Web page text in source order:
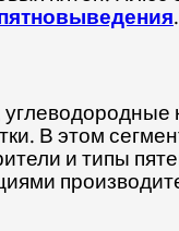
.
В этом
и типы